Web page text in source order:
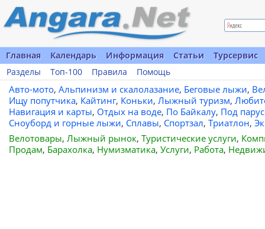
Главная Календарь Информация Статьи
Турсервис
Разделы
Топ-100 Правила Помощь
Авто-мото, Альпинизм и скалолазание, Беговые лыжи,
Ищу попутчика, Кайтинг, Коньки, Лыжный туризм,
Навигация и карты, Отдых на воде, По Байкалу, Под
Сноуборд и горные лыжи, Сплавы, Спортзал, Триатлон,
Велотовары, Лыжный рынок, Туристические услуги,
Продам, Барахолка, Нумизматика, Услуги, Работа,